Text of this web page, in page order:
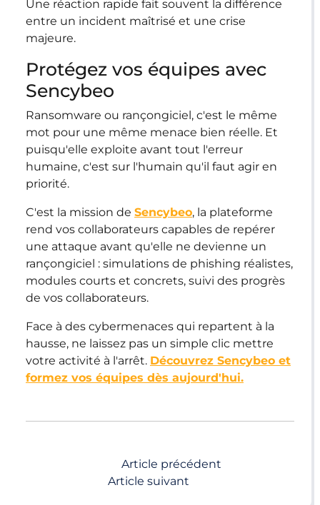
Une réaction rapide fait souvent la différence
entre un incident maîtrisé et une crise
majeure.
Protégez vos équipes avec
Sencybeo
Ransomware ou rançongiciel, c'est le même
mot pour une même menace bien réelle. Et
puisqu'elle exploite avant tout l'erreur
humaine, c'est sur l'humain qu'il faut agir en
priorité.
C'est la mission de Sencybeo, la plateforme
rend vos collaborateurs capables de repérer
une attaque avant qu'elle ne devienne un
rançongiciel : simulations de phishing réalistes,
modules courts et concrets, suivi des progrès
de vos collaborateurs.
Face à des cybermenaces qui repartent à la
hausse, ne laissez pas un simple clic mettre
votre activité à l'arrêt. Découvrez Sencybeo et
formez vos équipes dès aujourd'hui.
Article précédent
Article suivant